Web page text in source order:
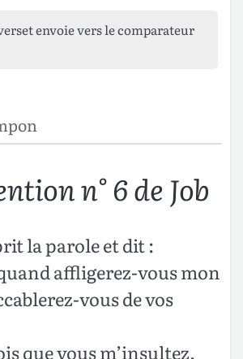
envoie vers le comparateur
n° 6 de Job
la parole et dit :
affligerez-vous mon
vous de vos
que vous m’insultez,